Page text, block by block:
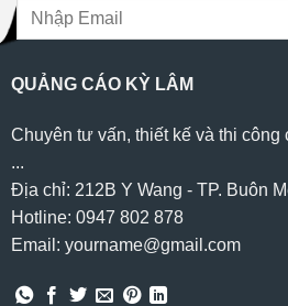
QUẢNG CÁO KỲ LÂM
Chuyên tư vấn, thiết kế và thi công
...
Địa chỉ: 212B Y Wang - TP. Buôn
Hotline: 0947 802 878
Email: yourname@gmail.com